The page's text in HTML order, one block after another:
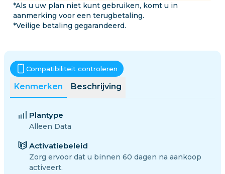
*Als u uw plan niet kunt gebruiken, komt u in
aanmerking voor een terugbetaling.
*Veilige betaling gegarandeerd.
Kenmerken Beschrijving
Compatibiliteit controleren
Plantype
Alleen Data
Activatiebeleid
Zorg ervoor dat u binnen 60 dagen na aankoop
activeert.